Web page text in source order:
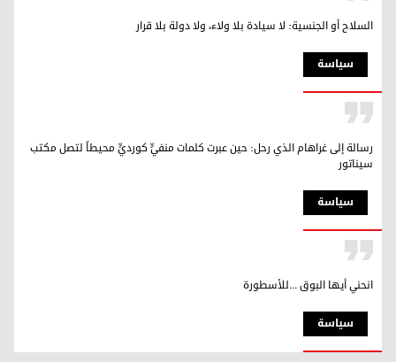
سیاسة
السلاح أو الجنسية: لا سيادة بلا ولاء، ولا دولة بلا قرار
سیاسة
رسالة إلى غراهام الذي رحل: حين عبرت كلمات منفيٍّ كورديٍّ محيطاً لتصل مكتب
سيناتور
سیاسة
انحني أيها البوق ...للأسطورة